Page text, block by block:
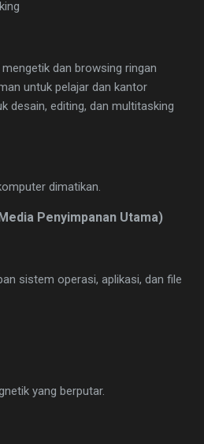
dan browsing ringan
untuk pelajar dan kantor
desain, editing, dan multitasking
dimatikan.
Penyimpanan Utama)
sistem operasi, aplikasi, dan file
yang berputar.